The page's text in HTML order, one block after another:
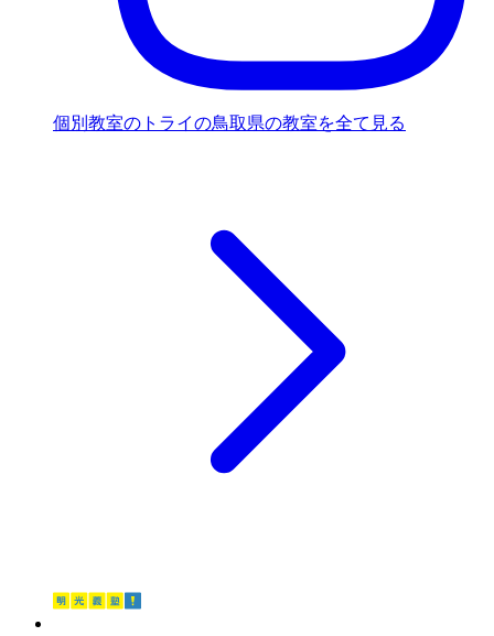
個別教室のトライの鳥取県の教室を全て見る